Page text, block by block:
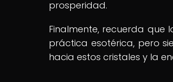
prosperidad.
Finalmente, recuerda que
práctica esotérica, pero
hacia estos cristales y la